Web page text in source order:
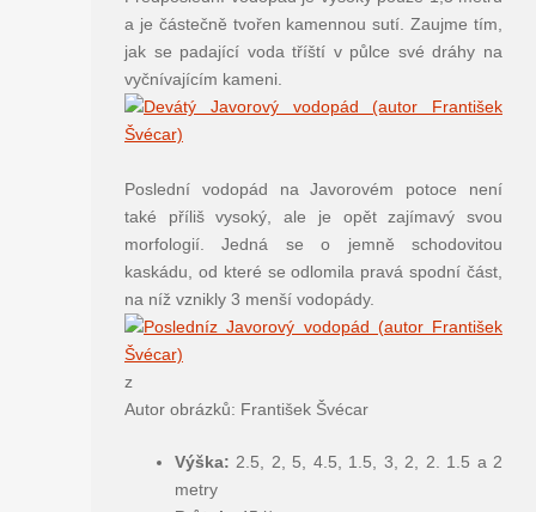
a je částečně tvořen kamennou sutí. Zaujme tím,
jak se padající voda tříští v půlce své dráhy na
vyčnívajícím kameni.
Poslední vodopád na Javorovém potoce není
také příliš vysoký, ale je opět zajímavý svou
morfologií. Jedná se o jemně schodovitou
kaskádu, od které se odlomila pravá spodní část,
na níž vznikly 3 menší vodopády.
z
Autor obrázků: František Švécar
Výška: 2.5, 2, 5, 4.5, 1.5, 3, 2, 2. 1.5 a 2
metry